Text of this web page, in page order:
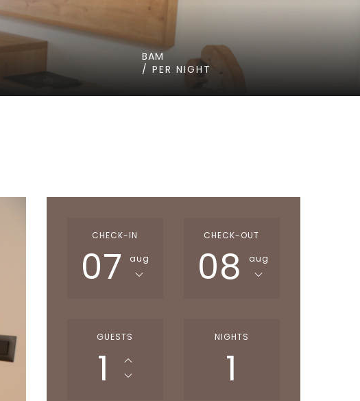
BAM
/ PER NIGHT
CHECK-IN
07 aug
CHECK-OUT
08 aug
GUESTS
1
NIGHTS
1